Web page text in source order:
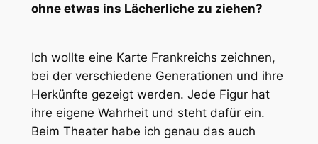
ohne etwas ins Lächerliche zu ziehen?
Ich wollte eine Karte Frankreichs zeichnen,
bei der verschiedene Generationen und ihre
Herkünfte gezeigt werden. Jede Figur hat
ihre eigene Wahrheit und steht dafür ein.
Beim Theater habe ich genau das auch